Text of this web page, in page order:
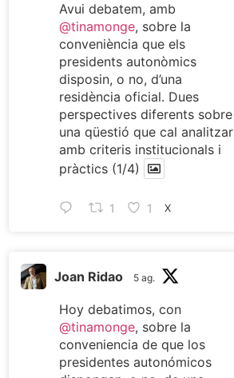
Avui debatem, amb
@tinamonge, sobre la
conveniència que els
presidents autonòmics
disposin, o no, d’una
residència oficial. Dues
perspectives diferents sobre
una qüestió que cal analitzar
amb criteris institucionals i
pràctics (1/4)
1 1 X
Joan Ridao 5 ag.
Hoy debatimos, con
@tinamonge, sobre la
conveniencia de que los
presidentes autonómicos